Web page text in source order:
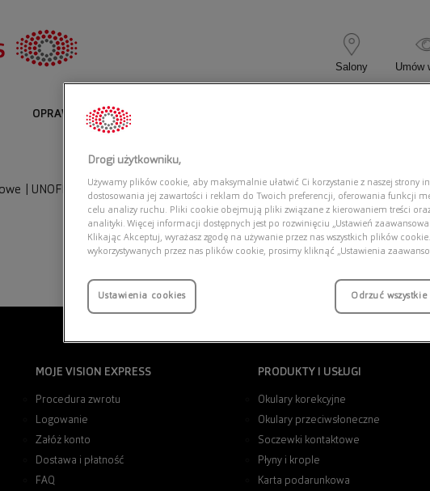
Salony Umów
OPRAWKI I OKULARY KOREKCYJNE
UNOFFICIAL 0UO2219B 001
MOJE VISION EXPRESS
Procedura zwrotu
Logowanie
Załóż konto
Dostawa i płatność
FAQ
PRODUKTY I USŁUGI
Okulary korekcyjne
Okulary przeciwsłoneczne
Soczewki kontaktowe
Płyny i krople
Karta podarunkowa
Drogi użytkowniku,
Używamy plików cookie, aby maksymalnie ułatwić Ci korzystanie z naszej strony
dostosowania jej zawartości i reklam do Twoich preferencji, oferowania funkcji
celu analizy ruchu. Pliki cookie obejmują pliki związane z kierowaniem treści
analityki. Więcej informacji dostępnych jest po rozwinięciu „Ustawień
Klikając Akceptuj, wyrażasz zgodę na używanie przez nas wszystkich plików
wykorzystywanych przez nas plików cookie, prosimy kliknąć „Ustawienia
Ustawienia cookies Odrzuć wszystkie